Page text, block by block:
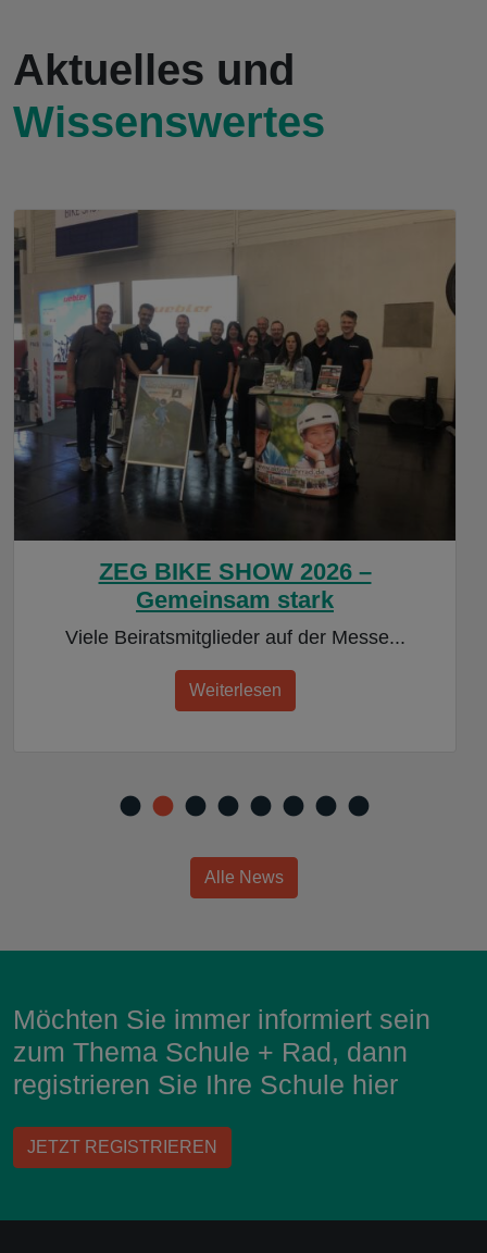
Aktuelles und
Wissenswertes
ZEG BIKE SHOW 2026 –
Gemeinsam stark
Viele Beiratsmitglieder auf der Messe...
Weiterlesen
Alle News
Möchten Sie immer informiert sein
zum Thema Schule + Rad, dann
registrieren Sie Ihre Schule hier
JETZT REGISTRIEREN